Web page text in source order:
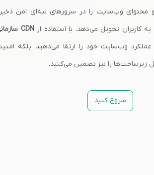
و محتوای وب‌سایت را در سرورهای لبه‌ای امن
به کاربران تحویل می‌دهد. با استفاده ازCDN سازمانی
عملکرد وب‌سایت خود را ارتقا می‌دهید، بلکه
زیرساخت‌ها را نیز تضمین می‌کنید.
شروع کنید